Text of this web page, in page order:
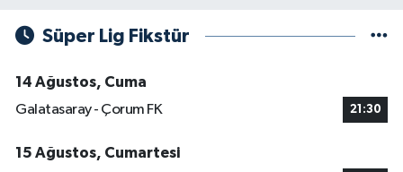
Süper Lig Fikstür
14 Ağustos, Cuma
Galatasaray - Çorum FK
21:30
15 Ağustos, Cumartesi